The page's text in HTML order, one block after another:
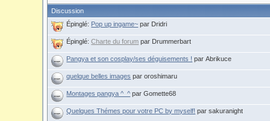
Discussion
Épinglé: Pop up ingame~ par Dridri
Épinglé:Charte du forum par Drummerbart
Pangya et son cosplay/ses déguisements ! par Abrikuce
quelque belles images par oroshimaru
Montages pangya ^_^ par Gomette68
Quelques Thémes pour votre PC by myself! par sakuranight